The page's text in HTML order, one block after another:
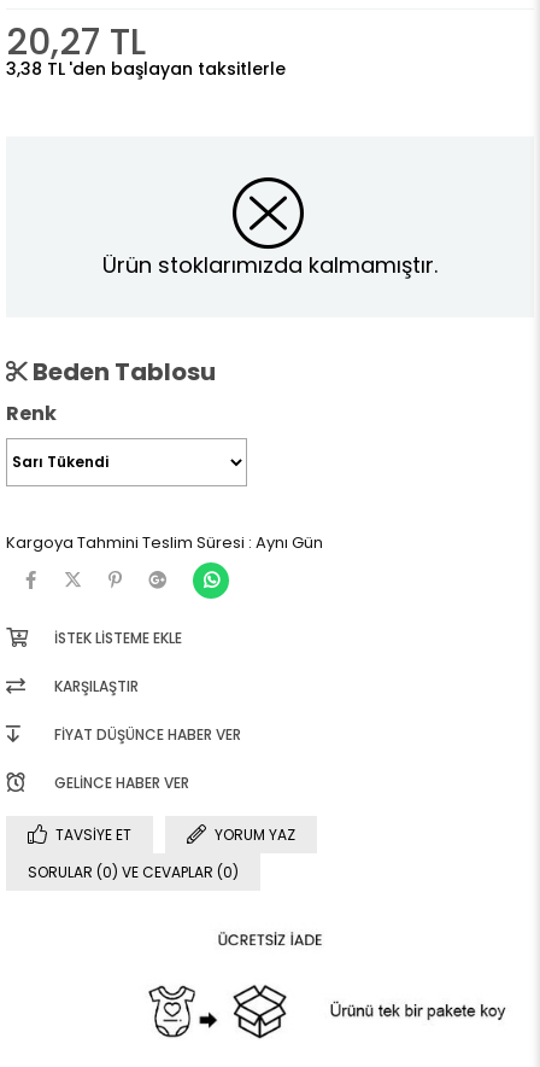
20,27 TL
3,38 TL 'den başlayan taksitlerle
Ürün stoklarımızda kalmamıştır.
Beden Tablosu
Renk
Kargoya Tahmini Teslim Süresi : Aynı Gün
İSTEK LISTEME EKLE
KARŞILAŞTIR
FIYAT DÜŞÜNCE HABER VER
GELINCE HABER VER
TAVSIYE ET
YORUM YAZ
SORULAR (0) VE CEVAPLAR (0)